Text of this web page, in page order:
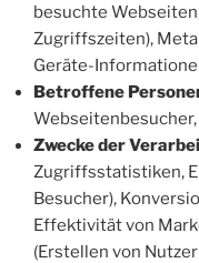
besuchte
Zugriffszeiten),
Geräte-
Betroffene
Zwecke der
Zugriffsstatistiken,
Besucher),
Effektivität von
(Erstellen von